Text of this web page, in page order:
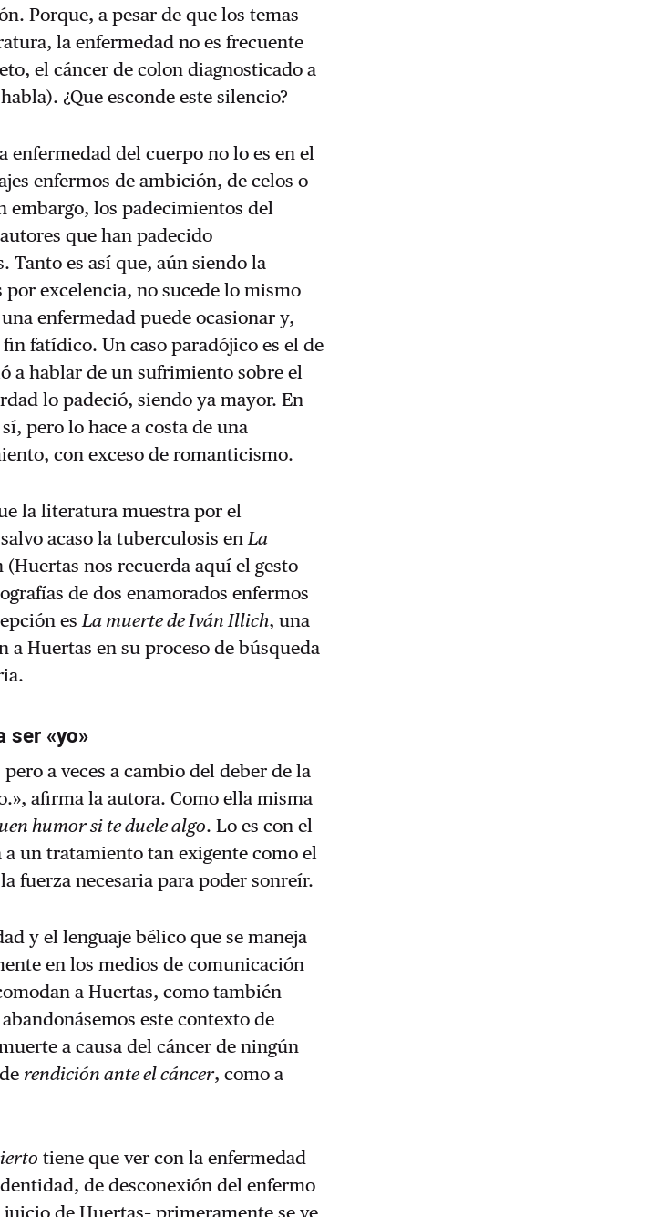
Porque, a pesar de que los temas
la enfermedad no es frecuente
el cáncer de colon diagnosticado a
¿Que esconde este silencio?
del cuerpo no lo es en el
enfermos de ambición, de celos o
embargo, los padecimientos del
que han padecido
Tanto es así que, aún siendo la
excelencia, no sucede lo mismo
enfermedad puede ocasionar y,
fatídico. Un caso paradójico es el de
a hablar de un sufrimiento sobre el
lo padeció, siendo ya mayor.En
pero lo hace a costa de una
con exceso de romanticismo.
la literatura muestra por el
acaso la tuberculosis enLa
(Huertas nos recuerda aquí el gesto
de dos enamorados enfermos
esLa muerte de Iván Illich, una
a Huertas en su proceso de búsqueda
ser «yo»
a veces a cambio del deber de la
afirma la autora. Como ella misma
humor si te duele algo. Lo es con el
un tratamiento tan exigente como el
fuerza necesaria para poder sonreír.
y el lenguaje bélico que se maneja
en los medios de comunicación
a Huertas, como también
este contexto de
a causa del cáncer de ningún
rendición ante el cáncer, como a
tiene que ver con la enfermedad
dedesconexión del enfermo